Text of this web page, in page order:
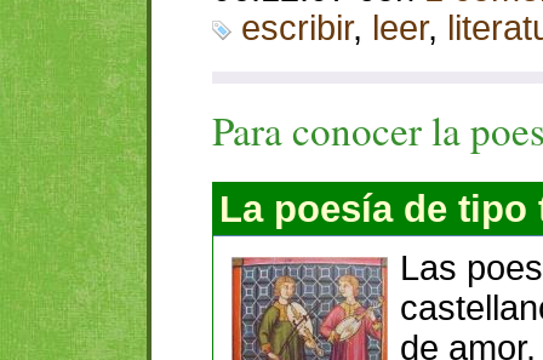
escribir, leer,
Para conocer la
La poesía de
Las
de